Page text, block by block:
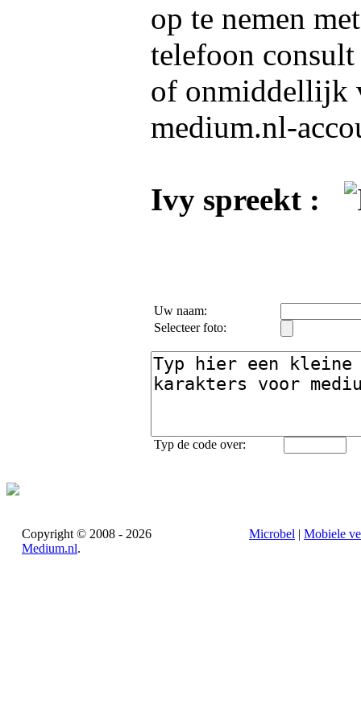
op te nemen
telefoon
of onmiddellijk
medium.nl-
Ivy spreekt :
Uw naam:
Selecteer foto:
Typ de code over:
Copyright © 2008 - 2026
Medium.nl.
Microbel | Mobiele